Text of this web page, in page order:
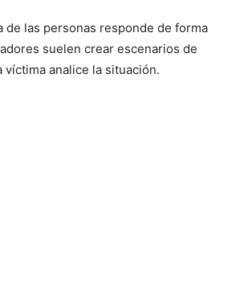
de las personas responde de forma
suelen crear escenarios de
analice la situación.